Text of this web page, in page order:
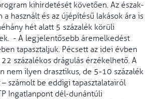
kihirdetését követően. Az észak-
használt és az újépítésű lakások ára is
hét alatt 5 százalék körüli
- A legjelentősebb áremelkedést
tapasztaljuk. Pécsett az idei évben
százalékos drágulás érzékelhető. A
nem ilyen drasztikus, de 5-10 százalék
számolt be eddigi tapasztalatairól
Ingatlanpont dél-dunántúli